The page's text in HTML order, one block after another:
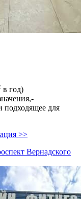
в год)
подходящее для
>>
Вернадского